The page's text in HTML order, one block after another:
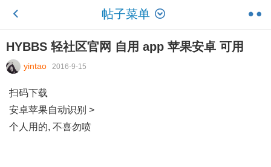
帖子菜单
HYBBS 轻社区官网 自用 app 苹果安卓 可用
yintao 2016-9-15
扫码下载
安卓苹果自动识别 >
个人用的, 不喜勿喷